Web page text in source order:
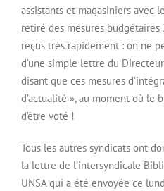
assistants et magasiniers avec
retiré des mesures
reçus très rapidement : on ne
d’une simple lettre du
disant que ces mesures
d’actualité », au moment où le
d’être voté !
Tous les autres syndicats ont
la lettre de l’intersyndicale
UNSA qui a été envoyée ce